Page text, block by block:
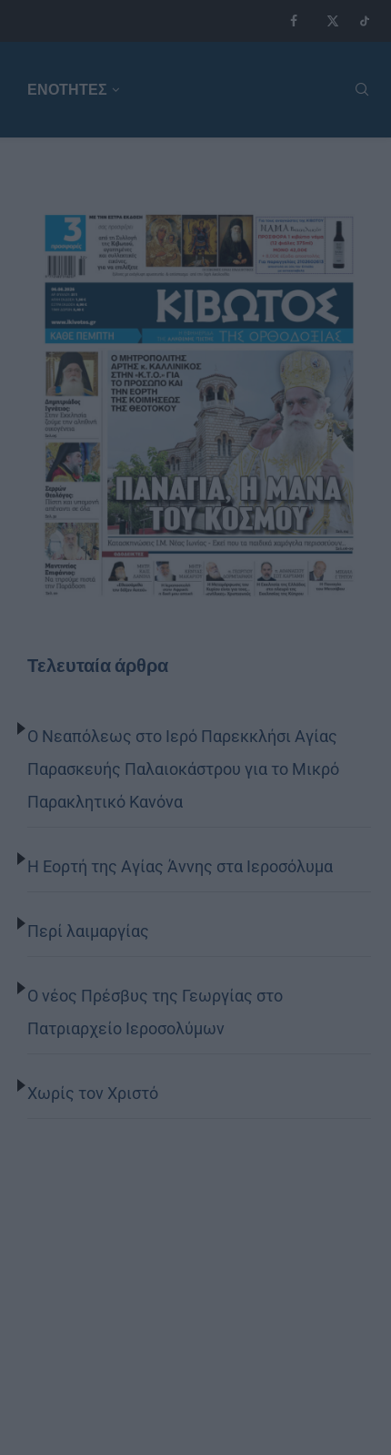
ΕΝΟΤΗΤΕΣ
Τελευταία άρθρα
Ο Νεαπόλεως στο Ιερό Παρεκκλήσι Αγίας
Παρασκευής Παλαιοκάστρου για το Μικρό
Παρακλητικό Κανόνα
Η Εορτή της Αγίας Άννης στα Ιεροσόλυμα
Περί λαιμαργίας
Ο νέος Πρέσβυς της Γεωργίας στο
Πατριαρχείο Ιεροσολύμων
Χωρίς τον Χριστό